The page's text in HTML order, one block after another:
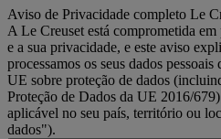
Aviso de Privacidade completo Le
A Le Creuset está comprometida em
e a sua privacidade, e este aviso
processamos os seus dados
UE sobre proteção de dados
Proteção de Dados da UE 2016/
aplicável no seu país, território ou
dados").